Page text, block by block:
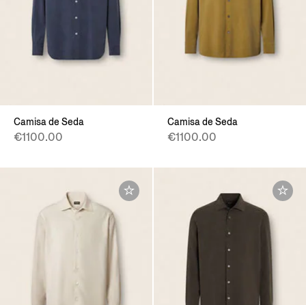
Camisa de Seda
€1100.00
Camisa de Seda
€1100.00